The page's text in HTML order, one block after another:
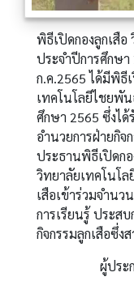
พิธีเปิดกองลูกเสื
ประจำปีการศึกษ
ก.ค.2565 ได้มีพิธี
เทคโนโลยีไชยพั
ศึกษา 2565 ซึ่งได้
อำนวยการฝ่ายกิ
ประธานพิธีเปิดก
วิทยาลัยเทคโนโ
เสือเข้าร่วมจำนว
การเรียนรู้ ประส
กิจกรรมลูกเสือซึ่ง
ผู้ประ